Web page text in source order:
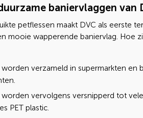
baniervlaggen van
petflessen maakt DVC als eerste ter
mooie wapperende baniervlag. Hoe
verzameld in supermarkten en
worden vervolgens versnipperd tot vele
PET plastic.